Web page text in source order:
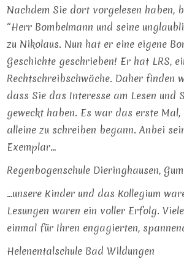
Nachdem Sie dort vorgelesen haben,
“Herr Bombelmann und seine
zu Nikolaus. Nun hat er eine eigene
Geschichte geschrieben! Er hat LRS,
Rechtschreibschwäche. Daher finden
dass Sie das Interesse am Lesen und
geweckt haben. Es war das erste
alleine zu schreiben begann. Anbei
Exemplar…
Regenbogenschule Dieringhausen,
…unsere Kinder und das Kollegium
Lesungen waren ein voller Erfolg.
einmal für Ihren engagierten,
Helenentalschule Bad Wildungen